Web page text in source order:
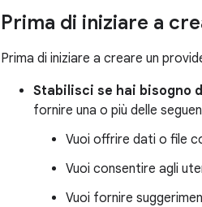
Prima di iniziare a
Prima di iniziare a creare un
Stabilisci se hai bisogno
fornire una o più delle
Vuoi offrire dati o file
Vuoi consentire agli
Vuoi fornire